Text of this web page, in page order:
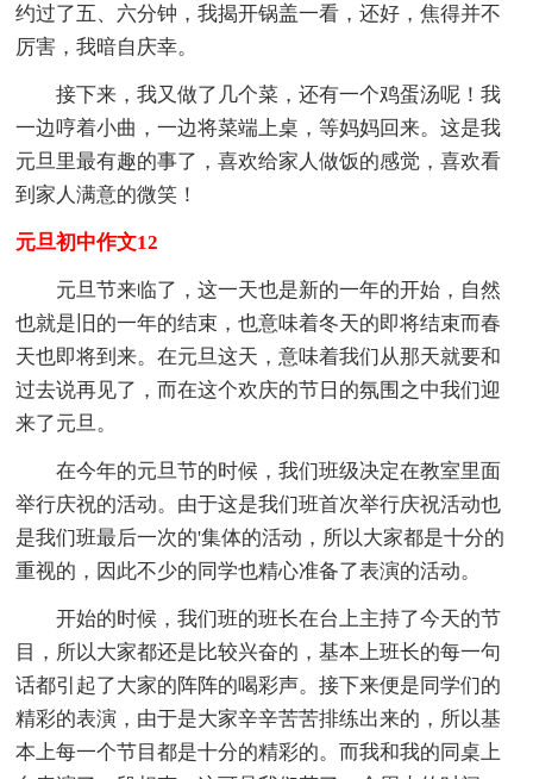
约过了五、六分钟，我揭开锅盖一看，还好，焦得并不
厉害，我暗自庆幸。
接下来，我又做了几个菜，还有一个鸡蛋汤呢！我
一边哼着小曲，一边将菜端上桌，等妈妈回来。这是我
元旦里最有趣的事了，喜欢给家人做饭的感觉，喜欢看
到家人满意的微笑！
元旦初中作文12
元旦节来临了，这一天也是新的一年的开始，自然
也就是旧的一年的结束，也意味着冬天的即将结束而春
天也即将到来。在元旦这天，意味着我们从那天就要和
过去说再见了，而在这个欢庆的节日的氛围之中我们迎
来了元旦。
在今年的元旦节的时候，我们班级决定在教室里面
举行庆祝的活动。由于这是我们班首次举行庆祝活动也
是我们班最后一次的'集体的活动，所以大家都是十分的
重视的，因此不少的同学也精心准备了表演的活动。
开始的时候，我们班的班长在台上主持了今天的节
目，所以大家都还是比较兴奋的，基本上班长的每一句
话都引起了大家的阵阵的喝彩声。接下来便是同学们的
精彩的表演，由于是大家辛辛苦苦排练出来的，所以基
本上每一个节目都是十分的精彩的。而我和我的同桌上